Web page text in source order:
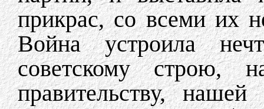
прикрас, со всеми их
Война устроила
советскому строю,
правительству,